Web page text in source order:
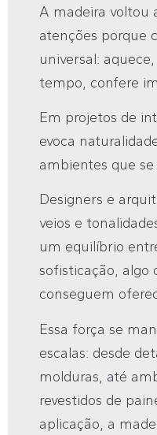
A madeira voltou
atenções porque
universal:
tempo, confere
Em projetos de
evoca
ambientes que
Designers e
veios e
um equilíbrio
sofisticação, algo
conseguem
Essa força se
escalas: desde
molduras, até
revestidos de
aplicação, a